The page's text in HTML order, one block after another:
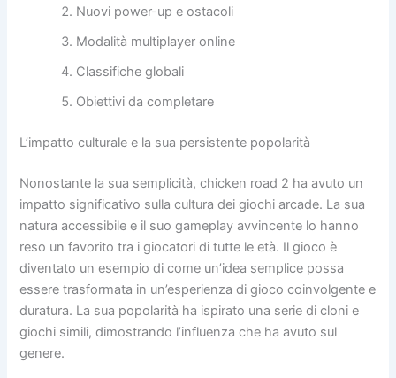
Nuovi power-up e ostacoli
Modalità multiplayer online
Classifiche globali
Obiettivi da completare
L’impatto culturale e la sua persistente popolarità
Nonostante la sua semplicità, chicken road 2 ha avuto un
impatto significativo sulla cultura dei giochi arcade. La sua
natura accessibile e il suo gameplay avvincente lo hanno
reso un favorito tra i giocatori di tutte le età. Il gioco è
diventato un esempio di come un’idea semplice possa
essere trasformata in un’esperienza di gioco coinvolgente e
duratura. La sua popolarità ha ispirato una serie di cloni e
giochi simili, dimostrando l’influenza che ha avuto sul
genere.